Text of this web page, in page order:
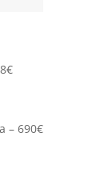
– 690€